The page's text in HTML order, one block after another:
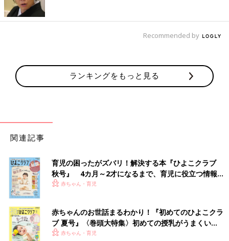
晴子さんは、入院時に有料の新生児スクリーニング検査を申し込
んでいました。生後すぐの血液検査の結果が出たのは、美月ちゃ
と自宅で過ごしていたところ『検査の結果、ムコ多糖症Ⅰ型の疑
いがあるから精密検査をしてください』と連絡がありました。
名をネットで検索してみると、成長とともに全身にいろいろな症
状が起こることや、1
ず』『検査ミスじゃないか』と不安で、検索してはページを閉じ
ることを繰り返していました」（晴子さん）
2024年2月、美月ちゃんは設備の整った病院で尿検査と血液検査
た、という晴子さん。でも、美月ちゃんのお世話をする中で、気
になる様子もありました。
Recommended by
ランキングをもっと見る
関連記事
育児の困ったがズバリ！解決する本『ひよこクラブ
秋号』 4カ月～2才になるまで、育児に役立つ情報が
いっぱい！
赤ちゃん・育児
赤ちゃんのお世話まるわかり！『初めてのひよこクラ
ブ 夏号』〈巻頭大特集〉初めての授乳がうまくい
く！ おっぱい・ミルクの基本と夏のトラブル 解決テ
赤ちゃん・育児